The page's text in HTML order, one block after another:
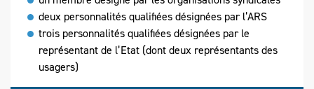
deux personnalités qualifiées désignées par l’ARS
trois personnalités qualifiées désignées par le
représentant de l’Etat (dont deux représentants des
usagers)